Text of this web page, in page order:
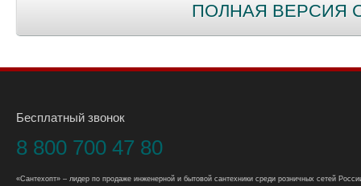
ПОЛНАЯ ВЕРСИЯ
Бесплатный звонок
8 800 700 47 80
«Сантехопт» – лидер по продаже инженерной и бытовой сантехники среди розничных сетей